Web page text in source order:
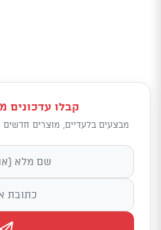
קבלו עדכונים
מבצעים בלעדיים, מוצרים חדשים